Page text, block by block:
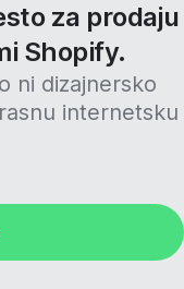
za prodaju
Shopify.
ni dizajnersko
internetsku